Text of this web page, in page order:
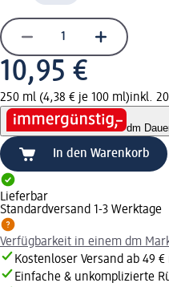
10,95 €
250 ml (4,38 € je 100 ml)inkl.
dm
In den Warenkorb
Lieferbar
Standardversand 1-3 Werktage
Verfügbarkeit in einem dm
Kostenloser Versand ab 49
Einfache & unkomplizierte